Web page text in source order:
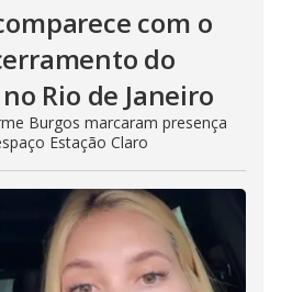
com o
do
Rio de Janeiro
Burgos marcaram presença
Estação Claro